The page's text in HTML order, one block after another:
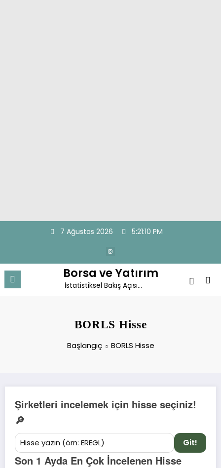
7 Ağustos 2026 5:21:11 PM
Borsa ve Yatırım
İstatistiksel Bakış Açısı…
BORLS Hisse
Başlangıç BORLS Hisse
Şirketleri incelemek için hisse seçiniz!
🔎
Git!
Son 1 Ayda En Çok İncelenen Hisse